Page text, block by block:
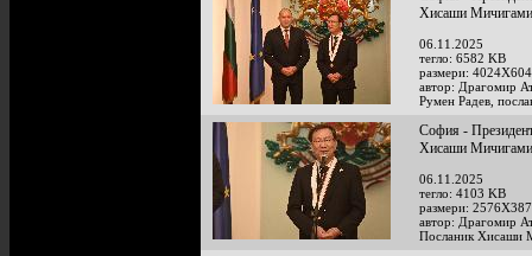
Хисаши Мичигами
06.11.2025
тегло: 6582 KB
размери:
автор: Драгомир
Румен Радев,
София -
Хисаши Мичигами
06.11.2025
тегло: 4103 KB
размери:
автор: Драгомир
Посланик Хисаши